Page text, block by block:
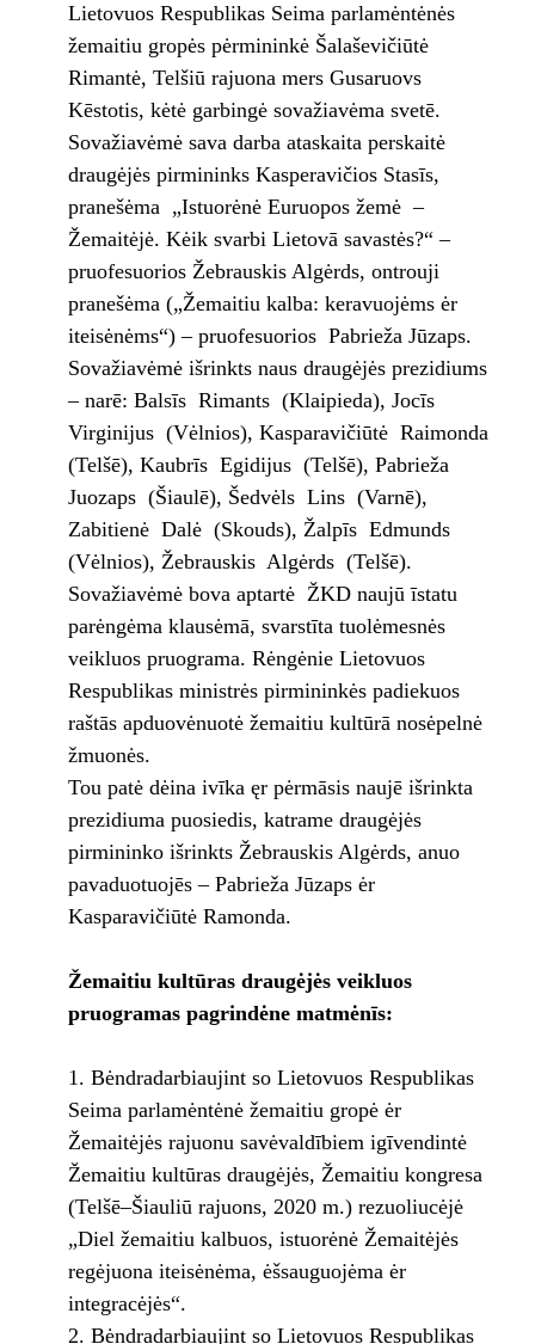
Lietovuos Respublikas Seima parlamėntėnės
žemaitiu gropės pėrmininkė Šalaševičiūtė
Rimantė, Telšiū rajuona mers Gusaruovs
Kēstotis, kėtė garbingė sovažiavėma svetē.
Sovažiavėmė sava darba ataskaita perskaitė
draugėjės pirmininks Kasperavičios Stasīs,
pranešėma „Istuorėnė Euruopos žemė –
Žemaitėjė. Kėik svarbi Lietovā savastės?“ –
pruofesuorios Žebrauskis Algėrds, ontrouji
pranešėma („Žemaitiu kalba: keravuojėms ėr
iteisėnėms“) – pruofesuorios Pabrieža Jūzaps.
Sovažiavėmė išrinkts naus draugėjės prezidiums
– narē: Balsīs Rimants (Klaipieda), Jocīs
Virginijus (Vėlnios), Kasparavičiūtė Raimonda
(Telšē), Kaubrīs Egidijus (Telšē), Pabrieža
Juozaps (Šiaulē), Šedvėls Lins (Varnē),
Zabitienė Dalė (Skouds), Žalpīs Edmunds
(Vėlnios), Žebrauskis Algėrds (Telšē).
Sovažiavėmė bova aptartė ŽKD naujū īstatu
parėngėma klausėmā, svarstīta tuolėmesnės
veikluos pruograma. Rėngėnie Lietovuos
Respublikas ministrės pirmininkės padiekuos
raštās apduovėnuotė žemaitiu kultūrā nosėpelnė
žmuonės.
Tou patė dėina ivīka ęr pėrmāsis naujē išrinkta
prezidiuma puosiedis, katrame draugėjės
pirmininko išrinkts Žebrauskis Algėrds, anuo
pavaduotuojēs – Pabrieža Jūzaps ėr
Kasparavičiūtė Ramonda.
Žemaitiu kultūras draugėjės veikluos
pruogramas pagrindėne matmėnīs:
Bėndradarbiaujint so Lietovuos Respublikas
Seima parlamėntėnė žemaitiu gropė ėr
Žemaitėjės rajuonu savėvaldībiem igīvendintė
Žemaitiu kultūras draugėjės, Žemaitiu kongresa
(Telšē–Šiauliū rajuons, 2020 m.) rezuoliucėjė
„Diel žemaitiu kalbuos, istuorėnė Žemaitėjės
regėjuona iteisėnėma, ėšsauguojėma ėr
integracėjės“.
Bėndradarbiaujint so Lietovuos Respublikas